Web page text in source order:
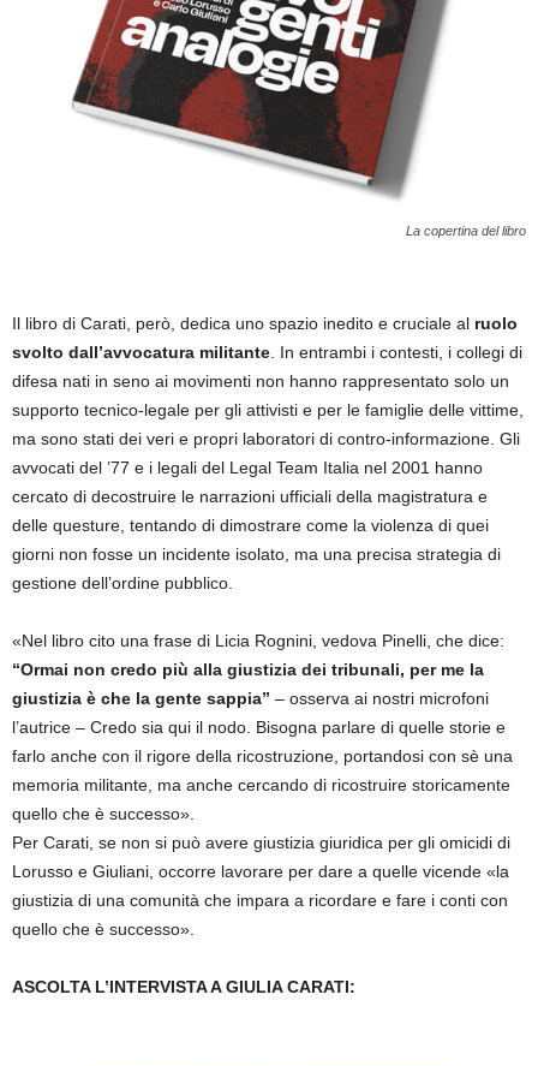
La copertina del libro
Il libro di Carati, però, dedica uno spazio inedito e cruciale al ruolo
svolto dall’avvocatura militante. In entrambi i contesti, i collegi di
difesa nati in seno ai movimenti non hanno rappresentato solo un
supporto tecnico-legale per gli attivisti e per le famiglie delle vittime,
ma sono stati dei veri e propri laboratori di contro-informazione. Gli
avvocati del ’77 e i legali del Legal Team Italia nel 2001 hanno
cercato di decostruire le narrazioni ufficiali della magistratura e
delle questure, tentando di dimostrare come la violenza di quei
giorni non fosse un incidente isolato, ma una precisa strategia di
gestione dell’ordine pubblico.
«Nel libro cito una frase di Licia Rognini, vedova Pinelli, che dice:
“Ormai non credo più alla giustizia dei tribunali, per me la
giustizia è che la gente sappia” – osserva ai nostri microfoni
l’autrice – Credo sia qui il nodo. Bisogna parlare di quelle storie e
farlo anche con il rigore della ricostruzione, portandosi con sè una
memoria militante, ma anche cercando di ricostruire storicamente
quello che è successo».
Per Carati, se non si può avere giustizia giuridica per gli omicidi di
Lorusso e Giuliani, occorre lavorare per dare a quelle vicende «la
giustizia di una comunità che impara a ricordare e fare i conti con
quello che è successo».
ASCOLTA L’INTERVISTA A GIULIA CARATI: